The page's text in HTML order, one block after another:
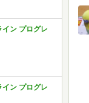
ン プログレ
ン プログレ